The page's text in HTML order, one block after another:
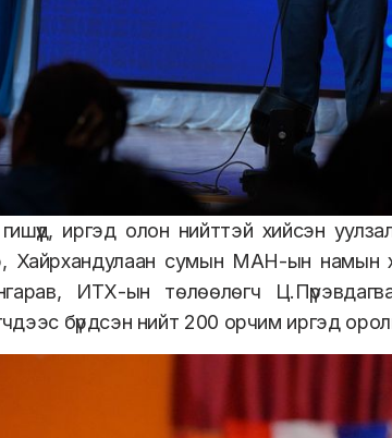
иргэд олон нийттэй хийсэн
Хайрхандулаан сумын МАН-ын намын
ИТХ-ын төлөөлөгч
бүрдсэн нийт 200 орчим иргэд